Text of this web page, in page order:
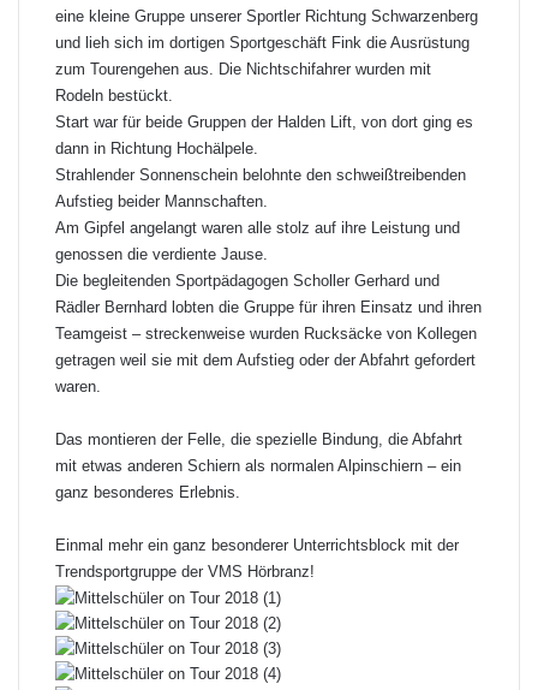
eine kleine Gruppe unserer Sportler Richtung Schwarzenberg
und lieh sich im dortigen Sportgeschäft Fink die Ausrüstung
zum Tourengehen aus. Die Nichtschifahrer wurden mit
Rodeln bestückt.
Start war für beide Gruppen der Halden Lift, von dort ging es
dann in Richtung Hochälpele.
Strahlender Sonnenschein belohnte den schweißtreibenden
Aufstieg beider Mannschaften.
Am Gipfel angelangt waren alle stolz auf ihre Leistung und
genossen die verdiente Jause.
Die begleitenden Sportpädagogen Scholler Gerhard und
Rädler Bernhard lobten die Gruppe für ihren Einsatz und ihren
Teamgeist – streckenweise wurden Rucksäcke von Kollegen
getragen weil sie mit dem Aufstieg oder der Abfahrt gefordert
waren.
Das montieren der Felle, die spezielle Bindung, die Abfahrt
mit etwas anderen Schiern als normalen Alpinschiern – ein
ganz besonderes Erlebnis.
Einmal mehr ein ganz besonderer Unterrichtsblock mit der
Trendsportgruppe der VMS Hörbranz!